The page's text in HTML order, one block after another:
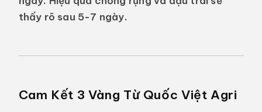
thấy rõ sau 5-7 ngày.
Cam Kết 3 Vàng Từ Quốc Việt Agri